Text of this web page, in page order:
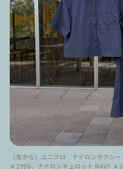
（左から）ユニクロ ナイロンボクシ
￥2990、ナイロンキュロット NAVY ￥